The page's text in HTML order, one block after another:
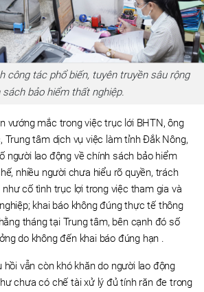
công tác phổ biến, tuyên truyền sâu rộng
sách bảo hiểm thất nghiệp.
vướng mắc trong việc trục lới BHTN, ông
Trung tâm dịch vụ việc làm tỉnh Đắk Nông,
người lao động về chính sách bảo hiểm
nhiều người chưa hiểu rõ quyền, trách
cố tình trục lợi trong việc tham gia và
khai báo không đúng thực tế thông
tháng tại Trung tâm, bên cạnh đó số
do không đến khai báo đúng hạn .
vẫn còn khó khăn do người lao động
chưa có chế tài xử lý đủ tính răn đe trong